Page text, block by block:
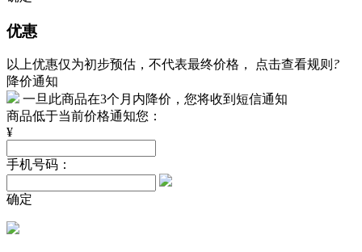
优惠
以上优惠仅为初步预估，不代表最终价格， 点击查看规则 ?
降价通知
一旦此商品在3个月内降价，您将收到短信通知
商品低于当前价格通知您：
¥
手机号码：
确定